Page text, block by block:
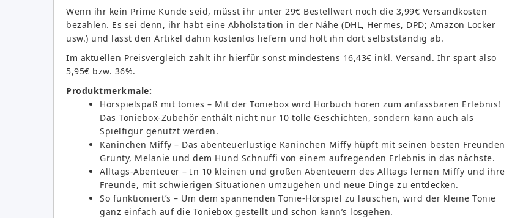
Wenn ihr kein Prime Kunde seid, müsst ihr unter 29€ Bestellwert noch die 3,99€ Versandkosten
bezahlen. Es sei denn, ihr habt eine Abholstation in der Nähe (DHL, Hermes, DPD; Amazon Locker
usw.) und lasst den Artikel dahin kostenlos liefern und holt ihn dort selbstständig ab.
Im aktuellen Preisvergleich zahlt ihr hierfür sonst mindestens 16,43€ inkl. Versand. Ihr spart also
5,95€ bzw. 36%.
Produktmerkmale:
Hörspielspaß mit tonies – Mit der Toniebox wird Hörbuch hören zum anfassbaren Erlebnis!
Das Toniebox-Zubehör enthält nicht nur 10 tolle Geschichten, sondern kann auch als
Spielfigur genutzt werden.
Kaninchen Miffy – Das abenteuerlustige Kaninchen Miffy hüpft mit seinen besten Freunden
Grunty, Melanie und dem Hund Schnuffi von einem aufregenden Erlebnis in das nächste.
Alltags-Abenteuer – In 10 kleinen und großen Abenteuern des Alltags lernen Miffy und ihre
Freunde, mit schwierigen Situationen umzugehen und neue Dinge zu entdecken.
So funktioniert’s – Um dem spannenden Tonie-Hörspiel zu lauschen, wird der kleine Tonie
ganz einfach auf die Toniebox gestellt und schon kann’s losgehen.